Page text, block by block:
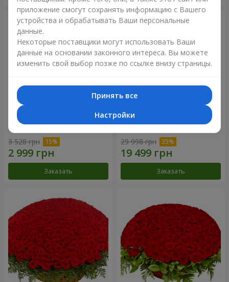
Корзина альстромерий
"Акварель"
3 528 грн
Заказать
301 красная роза
29 998 грн
Заказать
приложение смогут сохранять информацию с Вашего
устройства и обрабатывать Ваши персональные
данные.
Некоторые поставщики могут использовать Ваши
данные на основании законного интереса. Вы можете
изменить свой выбор позже по ссылке внизу страницы.
Принять все
Настройки